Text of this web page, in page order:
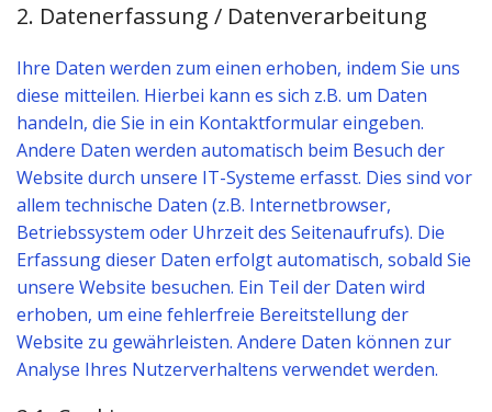
2. Datenerfassung / Datenverarbeitung
Ihre Daten werden zum einen erhoben, indem Sie uns
diese mitteilen. Hierbei kann es sich z.B. um Daten
handeln, die Sie in ein Kontaktformular eingeben.
Andere Daten werden automatisch beim Besuch der
Website durch unsere IT-Systeme erfasst. Dies sind vor
allem technische Daten (z.B. Internetbrowser,
Betriebssystem oder Uhrzeit des Seitenaufrufs). Die
Erfassung dieser Daten erfolgt automatisch, sobald Sie
unsere Website besuchen. Ein Teil der Daten wird
erhoben, um eine fehlerfreie Bereitstellung der
Website zu gewährleisten. Andere Daten können zur
Analyse Ihres Nutzerverhaltens verwendet werden.